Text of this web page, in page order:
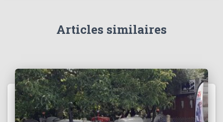
Articles similaires